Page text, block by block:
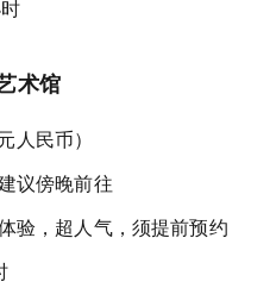
术馆
人民币）
议傍晚前往
验，超人气，须提前预约